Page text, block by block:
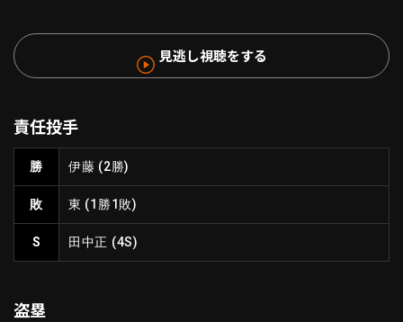
ファーム東地区
ファーム中地区
ファーム西地区
交流戦
北海道日本ハムファイターズ
東北楽天ゴールデンイーグルス
埼玉西武ライオンズ
千葉ロッテマリーンズ
オリックス・バファローズ
ニュース
設定
見逃し視聴をする
責任投手
勝 伊藤 (2勝)
敗 東 (1勝1敗)
S 田中正 (4S)
盗塁